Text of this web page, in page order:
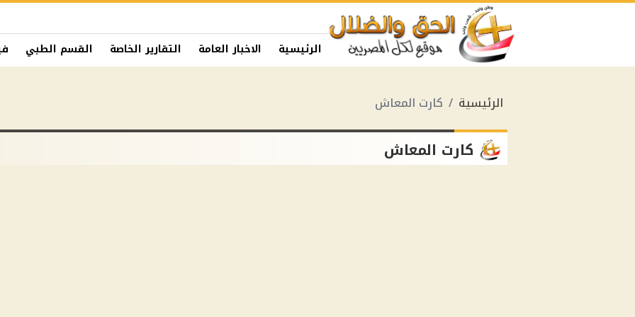
الرئيسية الاخبار العامة التقارير الخاصة القسم الطبي
الرئيسية كارت المعاش
كارت المعاش